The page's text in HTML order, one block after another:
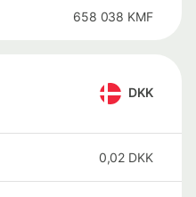
658 038 KMF
DKK
0,02 DKK